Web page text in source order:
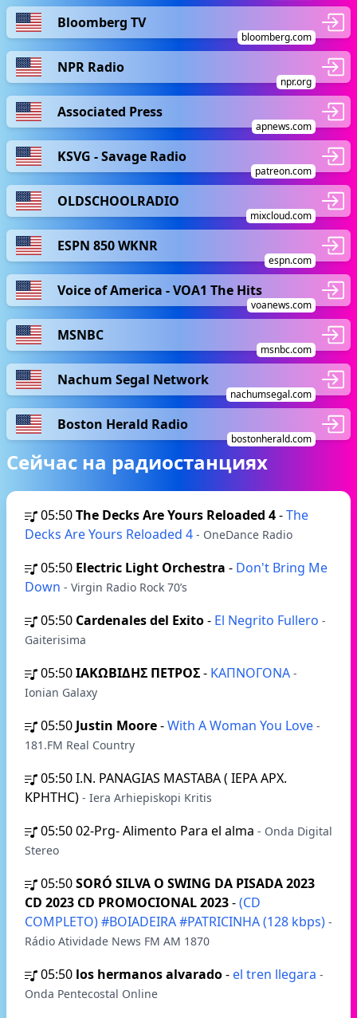
Bloomberg TV
bloomberg.com
NPR Radio
npr.org
Associated Press
apnews.com
KSVG - Savage Radio
patreon.com
OLDSCHOOLRADIO
mixcloud.com
ESPN 850 WKNR
espn.com
Voice of America - VOA1 The Hits
voanews.com
MSNBC
msnbc.com
Nachum Segal Network
nachumsegal.com
Boston Herald Radio
bostonherald.com
Сейчас на радиостанциях
05:50The Decks Are Yours Reloaded 4-The
Decks Are Yours Reloaded 4 - OneDance Radio
05:50 Electric Light Orchestra - Don't Bring Me
Down - Virgin Radio Rock 70’s
05:50 Cardenales del Exito- El Negrito Fullero -
Gaiterisima
05:50ΙΑΚΩΒΙΔΗΣ ΠΕΤΡΟΣ- ΚΑΠΝΟΓΟΝΑ -
Ionian Galaxy
05:50 Justin Moore-With A Woman You Love -
181.FM Real Country
05:50I.N. PANAGIAS MASTABA ( IEPA APX.
KPHTHC) - Iera Arhiepiskopi Kritis
05:5002-Prg- Alimento Para el alma - Onda Digital
Stereo
05:50SORÓ SILVA O SWING DA PISADA 2023
CD 2023 CD PROMOCIONAL 2023-(CD
COMPLETO) #BOIADEIRA #PATRICINHA (128 kbps) -
Rádio Atividade News FM AM 1870
05:50 los hermanos alvarado- el tren llegara -
Onda Pentecostal Online